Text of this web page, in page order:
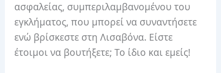
ασφαλείας, συμπεριλαμβανομένου του
εγκλήματος, που μπορεί να συναντήσετε
ενώ βρίσκεστε στη Λισαβόνα. Είστε
έτοιμοι να βουτήξετε; Το ίδιο και εμείς!